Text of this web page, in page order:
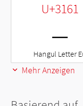
U+3161
ㅡ
Hangul Letter
Mehr Anzeigen